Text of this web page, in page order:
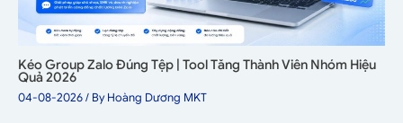
Kéo Group Zalo Đúng Tệp | Tool Tăng Thành Viên Nhóm Hiệu
Quả 2026
04-08-2026/ ByHoàng Dương MKT